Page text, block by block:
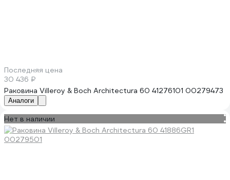
Последняя цена
30 436 ₽
Раковина Villeroy & Boch Architectura 60 41276101 00279473
Аналоги
Нет в наличии